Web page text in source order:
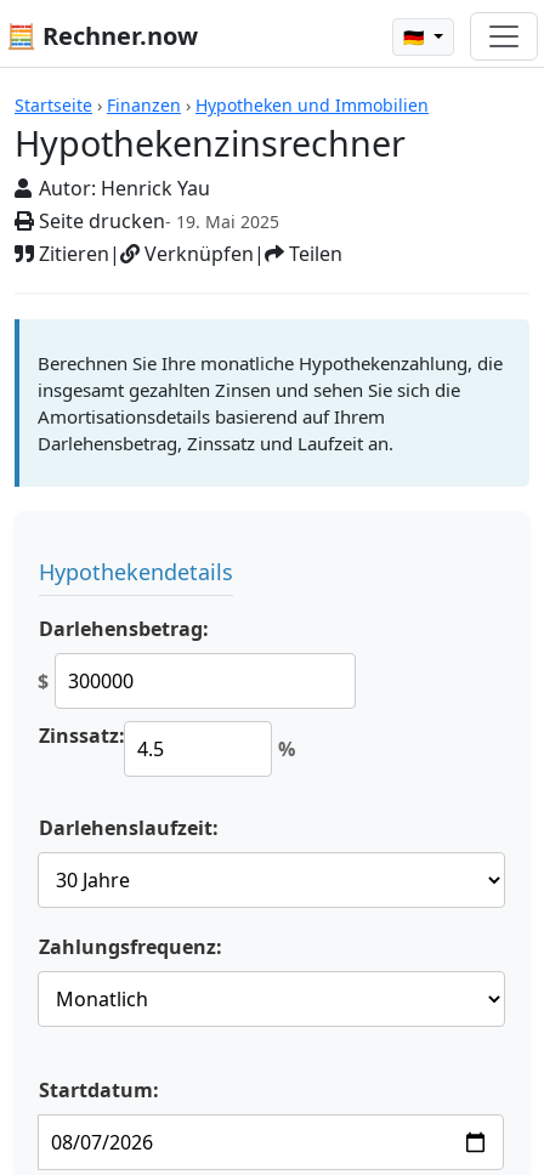
🧮 Rechner.now 🇩🇪
Startseite › Finanzen › Hypotheken und Immobilien
Hypothekenzinsrechner
Autor: Henrick Yau
Seite drucken- 19. Mai 2025
Zitieren| Verknüpfen| Teilen
Rechner
Berechnen Sie Ihre monatliche Hypothekenzahlung, die
insgesamt gezahlten Zinsen und sehen Sie sich die
Amortisationsdetails basierend auf Ihrem
Darlehensbetrag, Zinssatz und Laufzeit an.
Hypothekendetails
Darlehensbetrag:
$
Zinssatz: %
Darlehenslaufzeit:
Zahlungsfrequenz:
Startdatum: